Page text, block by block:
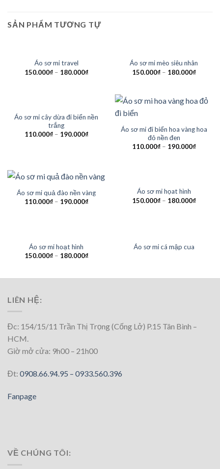
SẢN PHẨM TƯƠNG TỰ
HẾT HÀNG
Áo sơ mi travel
150.000₫– 180.000₫
HẾT HÀNG
Áo sơ mi mèo siêu nhân
150.000₫– 180.000₫
Áo sơ mi cây dừa đi biển nền
trắng
110.000₫– 190.000₫
Áo sơ mi đi biển hoa vàng hoa
đỏ nền đen
110.000₫– 190.000₫
Áo sơ mi quả đào nền vàng
110.000₫– 190.000₫
HẾT HÀNG
Áo sơ mi họat hình
150.000₫– 180.000₫
HẾT HÀNG
Áo sơ mi hoạt hình
150.000₫– 180.000₫
HẾT HÀNG
Áo sơ mi cá mập cua
LIÊN HỆ:
Đc: 154/15/11 Trần Thị Trọng (Cống Lở) P.15 Tân Bình –
HCM.
Giờ mở cửa: 9h00 – 21h00
Đt: 0908.66.94.95 – 0933.560.396
Fanpage
VỀ CHÚNG TÔI: